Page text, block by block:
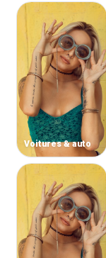
Voitures & auto